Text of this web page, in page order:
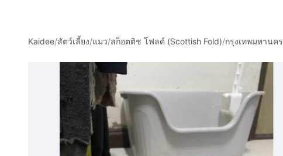
Kaidee/สัตว์เลี้ยง/แมว/สก็อตติช โฟลด์ (Scottish Fold)/กรุงเทพมหานคร